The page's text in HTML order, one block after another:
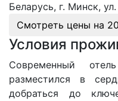
Беларусь, г. Минск,
Смотреть цены на
Условия
Современный
разместился в
добраться до